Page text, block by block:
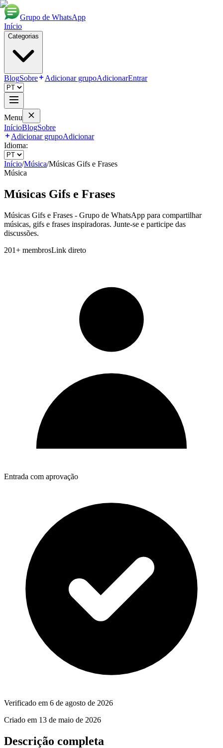
Grupo de WhatsApp
Início
Categorias
BlogSobre Adicionar grupoAdicionarEntrar
Menu
InícioBlogSobre
Adicionar grupoAdicionar
Idioma:
Início/Música/Músicas Gifs e Frases
Música
Músicas Gifs e Frases
Músicas Gifs e Frases - Grupo de WhatsApp para compartilhar
músicas, gifs e frases inspiradoras. Junte-se e participe das
discussões.
201+ membrosLink direto
Entrada com aprovação
Verificado em 6 de agosto de 2026
Criado em 13 de maio de 2026
Descrição completa